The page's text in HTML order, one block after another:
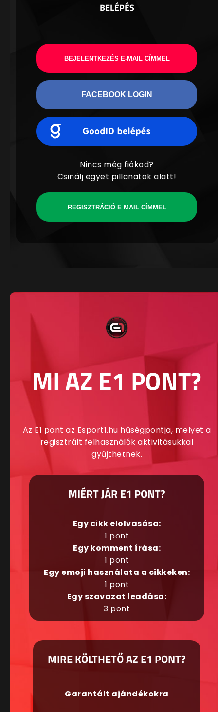
BELÉPÉS
BEJELENTKEZÉS E-MAIL CÍMMEL
FACEBOOK LOGIN
Nincs még fiókod?
Csinálj egyet pillanatok alatt!
REGISZTRÁCIÓ E-MAIL CÍMMEL
MI AZ E1 PONT?
Az E1 pont az Esport1.hu hűségpontja, melyet a
regisztrált felhasználók aktivitásukkal
gyűjthetnek.
MIÉRT JÁR E1 PONT?
Egy cikk elolvasása:
1 pont
Egy komment írása:
1 pont
Egy emoji használata a cikkeken:
1 pont
Egy szavazat leadása:
3 pont
MIRE KÖLTHETŐ AZ E1 PONT?
Garantált ajándékokra